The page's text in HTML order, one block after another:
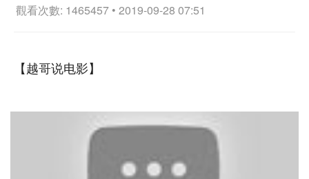
觀看次數: 1465457 • 2019-09-28 07:51
【越哥说电影】